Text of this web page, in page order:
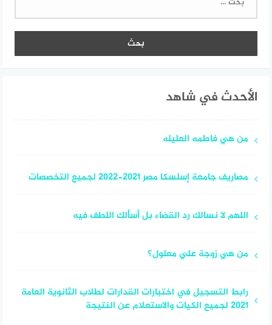
الأحدث في شاهد
من هي فاطمه العليله
مصاريف جامعة إسلسكا مصر 2021-2022 لجميع التخصصات
اللهم لا نسالك رد القضاء بل أسألك اللطف فيه
من هي زوجة علي معلول؟
رابط التسجيل في اختبارات القدارات لطلاب الثانوية العامة
2021 لجميع الكيات والاستعلام عن النتيجة